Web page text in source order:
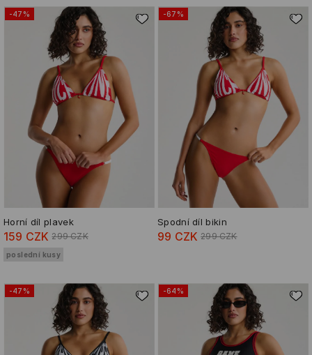
-47%
Horní díl plavek
159 CZK 299 CZK
poslední kusy
-67%
Spodní díl bikin
99 CZK 299 CZK
-47% -64%